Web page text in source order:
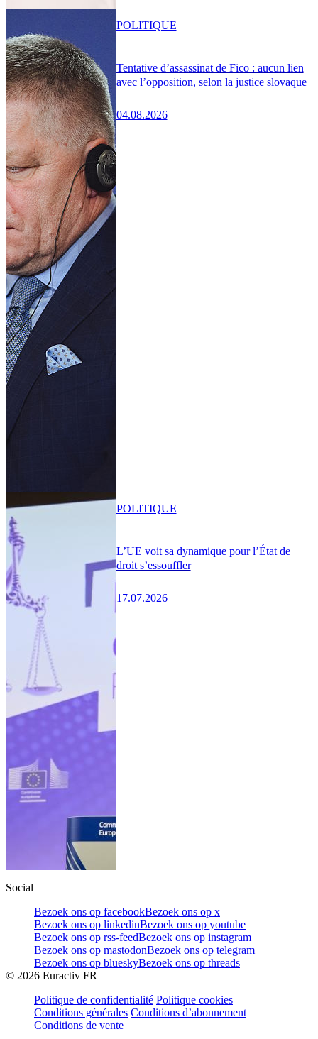
Tentative d’assassinat de Fico : aucun lien
avec l’opposition, selon la justice slovaque
04.08.2026
POLITIQUE
L’UE voit sa dynamique pour l’État de
droit s’essouffler
17.07.2026
POLITIQUE
Social
Bezoek ons op facebookBezoek ons op x
Bezoek ons op linkedinBezoek ons op youtube
Bezoek ons op rss-feedBezoek ons op instagram
Bezoek ons op mastodonBezoek ons op telegram
Bezoek ons op blueskyBezoek ons op threads
© 2026 Euractiv FR
Politique de confidentialité Politique cookies
Conditions générales Conditions d’abonnement
Conditions de vente